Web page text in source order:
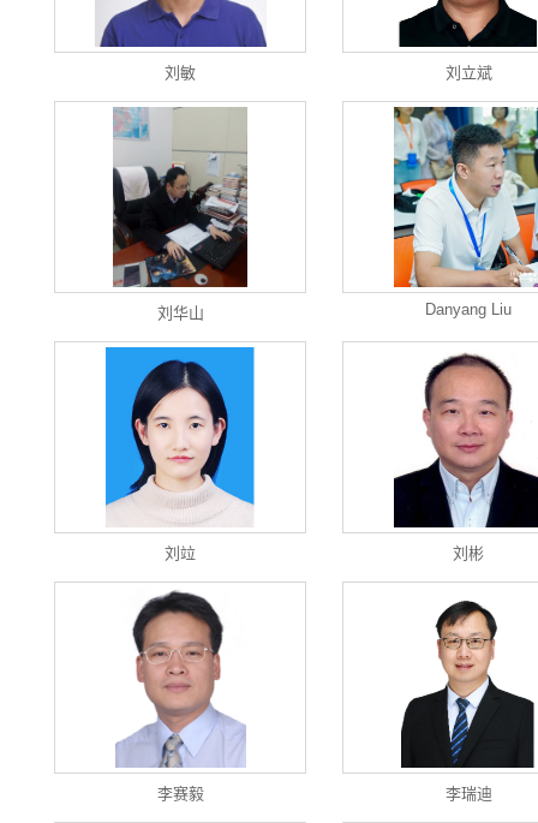
刘敏 刘立斌
刘华山 Danyang Liu
刘竝 刘彬
李赛毅 李瑞迪